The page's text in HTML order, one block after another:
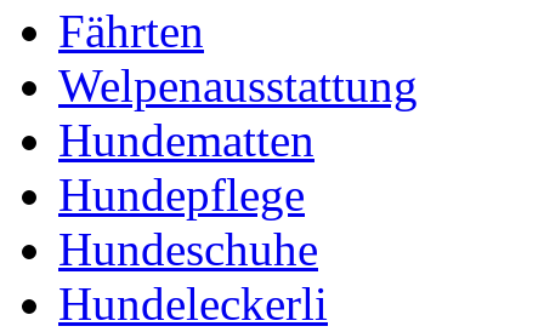
Fährten
Welpenausstattung
Hundematten
Hundepflege
Hundeschuhe
Hundeleckerli